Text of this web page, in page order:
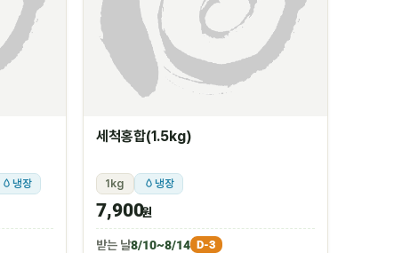
냉장
세척홍합(1.5kg)
1kg 냉장
7,900원
받는 날8/10~8/14 D-3